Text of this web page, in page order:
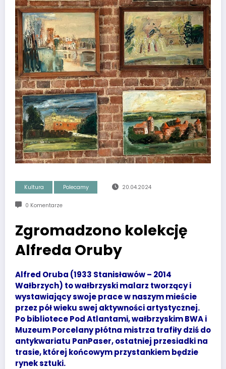
Kultura Polecamy 20.04.2024
0 Komentarze
Zgromadzono kolekcję
Alfreda Oruby
Alfred Oruba (1933 Stanisławów – 2014
Wałbrzych) to wałbrzyski malarz tworzący i
wystawiający swoje prace w naszym mieście
przez pół wieku swej aktywności artystycznej.
Po bibliotece Pod Atlantami, wałbrzyskim BWA i
Muzeum Porcelany płótna mistrza trafiły dziś do
antykwariatu PanPaser, ostatniej przesiadki na
trasie, której końcowym przystankiem będzie
rynek sztuki.